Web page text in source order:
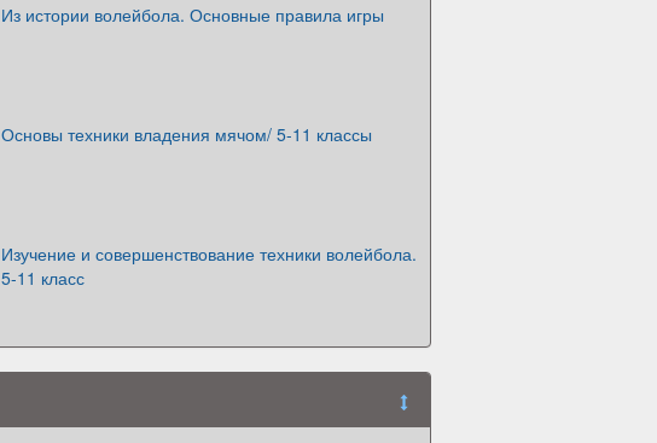
Из истории волейбола. Основные правила игры
Основы техники владения мячом/ 5-11 классы
Изучение и совершенствование техники волейбола.
5-11 класс